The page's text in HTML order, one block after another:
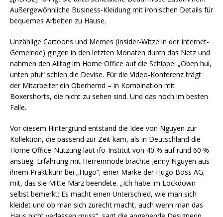
Außergewöhnliche Business-Kleidung mit ironischen Details für
bequemes Arbeiten zu Hause.
Unzählige Cartoons und Memes (Insider-Witze in der Internet-
Gemeinde) gingen in den letzten Monaten durch das Netz und
nahmen den Alltag im Home Office auf die Schippe: „Oben hui,
unten pfui“ schien die Devise. Für die Video-Konferenz trägt
der Mitarbeiter ein Oberhemd – in Kombination mit
Boxershorts, die nicht zu sehen sind. Und das noch im besten
Falle.
Vor diesem Hintergrund entstand die Idee von Nguyen zur
Kollektion, die passend zur Zeit kam, als in Deutschland die
Home Office-Nutzung laut ifo-Institut von 40 % auf rund 60 %
anstieg. Erfahrung mit Herrenmode brachte Jenny Nguyen aus
ihrem Praktikum bei „Hugo“, einer Marke der Hugo Boss AG,
mit, das sie Mitte März beendete. „Ich habe im Lockdown
selbst bemerkt: Es macht einen Unterschied, wie man sich
kleidet und ob man sich zurecht macht, auch wenn man das